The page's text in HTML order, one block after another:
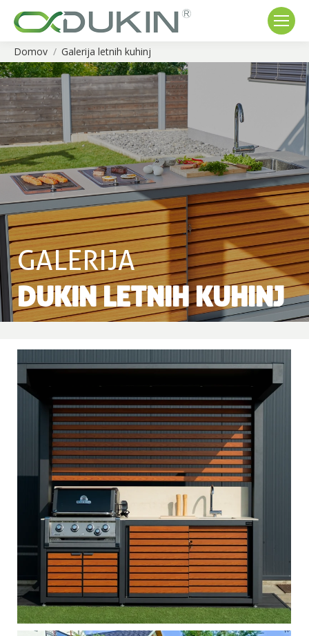
You are here:
Domov Galerija letnih kuhinj
GALERIJA
DUKIN LETNIH KUHINJ